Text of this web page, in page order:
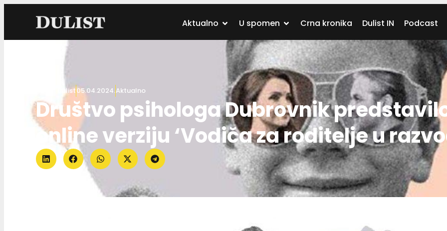
Aktualno U spomen Crna kronika Dulist IN Podcast
Dulist05.04.2024.Aktualno
Društvo psihologa Dubrovnik
online verziju ‘Vodiča za roditelje u